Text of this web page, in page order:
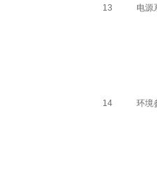
13 电源
14 环境